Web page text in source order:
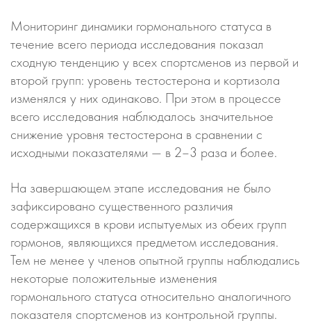
Мониторинг динамики гормонального статуса в
течение всего периода исследования показал
сходную тенденцию у всех спортсменов из первой и
второй групп: уровень тестостерона и кортизола
изменялся у них одинаково. При этом в процессе
всего исследования наблюдалось значительное
снижение уровня тестостерона в сравнении с
исходными показателями — в 2–3 раза и более.
На завершающем этапе исследования не было
зафиксировано существенного различия
содержащихся в крови испытуемых из обеих групп
гормонов, являющихся предметом исследования.
Тем не менее у членов опытной группы наблюдались
некоторые положительные изменения
гормонального статуса относительно аналогичного
показателя спортсменов из контрольной группы.